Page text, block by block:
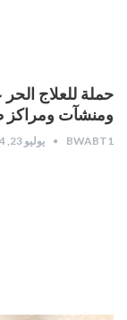
حملة للعلاج
ومنشآت ومراكز
BWABT1 يوليو 23, 2024